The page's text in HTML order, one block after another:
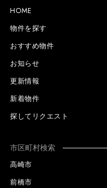
HOME
物件を探す
おすすめ物件
お知らせ
更新情報
新着物件
探してリクエスト
市区町村検索
高崎市
前橋市